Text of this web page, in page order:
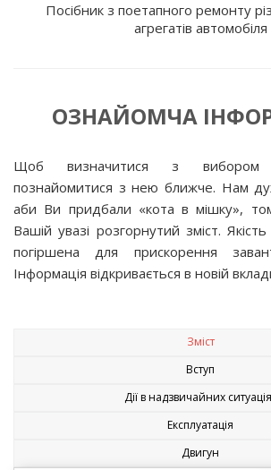
Посібник з поетапного ремонту
агрегатів автомобіля
ОЗНАЙОМЧА
Щоб визначитися з вибором
познайомитися з нею ближче. Нам
аби Ви придбали «кота в мішку»,
Вашій увазі розгорнутий зміст.
погіршена для прискорення
Інформація відкривається в новій
Зміст
Вступ
Дії в надзвичайних
Експлуатація
Двигун